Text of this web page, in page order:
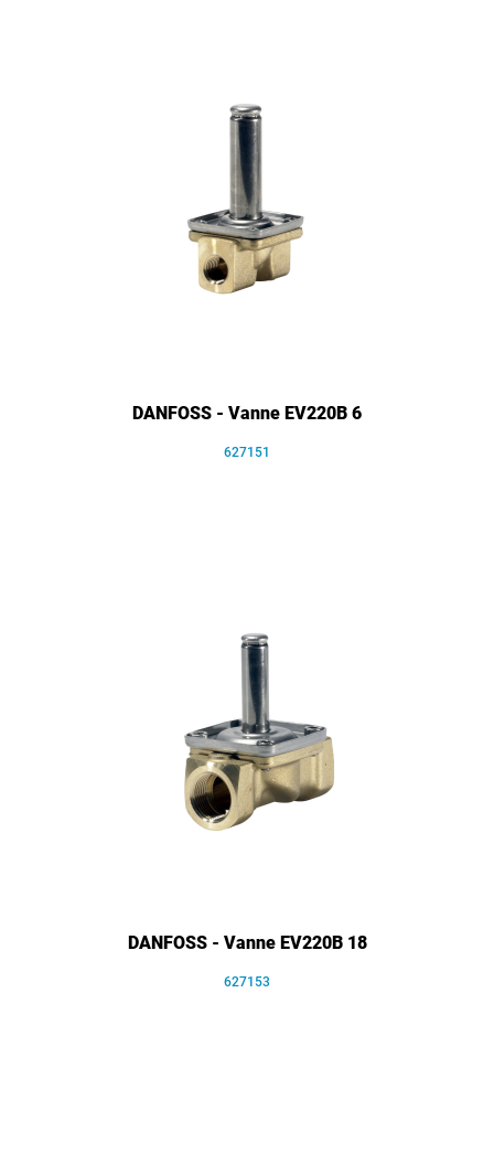
DANFOSS - Vanne EV220B 6
627151
DANFOSS - Vanne EV220B 18
627153